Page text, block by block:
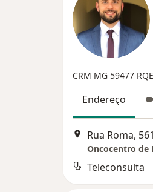
CRM MG 59477
Endereço
Rua Roma,
Oncocentro de
Teleconsulta